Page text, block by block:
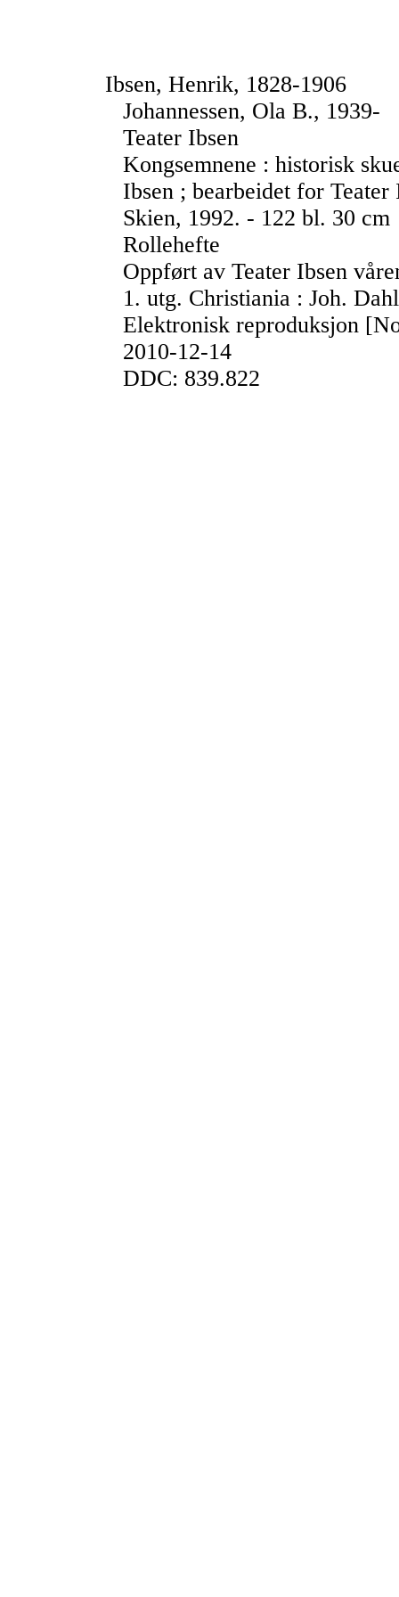
Ibsen, Henrik, 1828-1906
Johannessen, Ola B., 1939-
Teater Ibsen
Kongsemnene : historisk
Ibsen ; bearbeidet for Teater
Skien, 1992. - 122 bl. 30 cm
Rollehefte
Oppført av Teater Ibsen
1. utg. Christiania : Joh.
Elektronisk reproduksjon
2010-12-14
DDC: 839.822